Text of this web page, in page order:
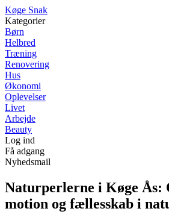
Køge Snak
Kategorier
Børn
Helbred
Træning
Renovering
Hus
Økonomi
Oplevelser
Livet
Arbejde
Beauty
Log ind
Få adgang
Nyhedsmail
Naturperlerne i Køge Ås:
motion og fællesskab i